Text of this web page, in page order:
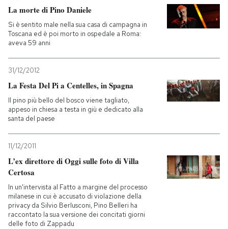
La morte di Pino Daniele
Si è sentito male nella sua casa di campagna in
Toscana ed è poi morto in ospedale a Roma:
aveva 59 anni
31/12/2012
La Festa Del Pi a Centelles, in Spagna
Il pino più bello del bosco viene tagliato,
appeso in chiesa a testa in giù e dedicato alla
santa del paese
11/12/2011
L’ex direttore di Oggi sulle foto di Villa
Certosa
In un'intervista al Fatto a margine del processo
milanese in cui è accusato di violazione della
privacy da Silvio Berlusconi, Pino Belleri ha
raccontato la sua versione dei concitati giorni
delle foto di Zappadu